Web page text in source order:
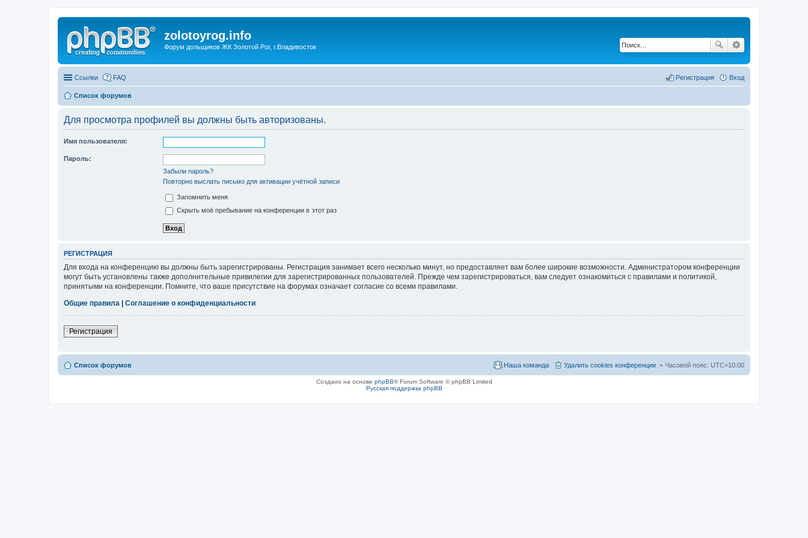
zolotoyrog.info
Форум дольщиков ЖК Золотой Рог, г.Владивосток
Ссылки FAQ Вход
Регистрация
Список форумов
Для просмотра профилей вы должны быть авторизованы.
Имя пользователя:
Пароль:
Забыли пароль?
Повторно выслать письмо для активации учётной записи
Запомнить меня
Скрыть моё пребывание на конференции в этот раз
РЕГИСТРАЦИЯ
Для входа на конференцию вы должны быть зарегистрированы. Регистрация занимает всего несколько минут, но предоставляет вам более широкие возможности. Администратором конференции
могут быть установлены также дополнительные привилегии для зарегистрированных пользователей. Прежде чем зарегистрироваться, вам следует ознакомиться с правилами и политикой,
принятыми на конференции. Помните, что ваше присутствие на форумах означает согласие со всеми правилами.
Общие правила
Соглашение о конфиденциальности
Регистрация
Список форумов Часовой пояс: UTC+10:00
Удалить cookies конференции
Наша команда
Создано на основе phpBB® Forum Software © phpBB Limited
Русская поддержка phpBB